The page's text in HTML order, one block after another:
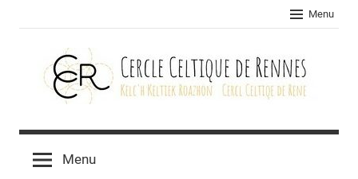
Menu
Cercle
celtique
Menu